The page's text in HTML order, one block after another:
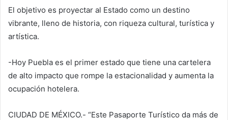
El objetivo es proyectar al Estado como un destino
vibrante, lleno de historia, con riqueza cultural, turística y
artística.
-Hoy Puebla es el primer estado que tiene una cartelera
de alto impacto que rompe la estacionalidad y aumenta la
ocupación hotelera.
CIUDAD DE MÉXICO.- “Este Pasaporte Turístico da más de